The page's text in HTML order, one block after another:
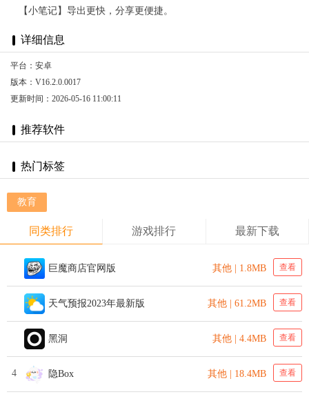
【小笔记】导出更快，分享更便捷。
详细信息
平台：安卓
版本：V16.2.0.0017
更新时间：2026-05-16 11:00:11
推荐软件
热门标签
教育
同类排行 游戏排行 最新下载
巨魔商店官网版 其他 | 1.8MB 查看
天气预报2023年最新版 其他 | 61.2MB 查看
黑洞 其他 | 4.4MB 查看
4 隐Box 其他 | 18.4MB 查看